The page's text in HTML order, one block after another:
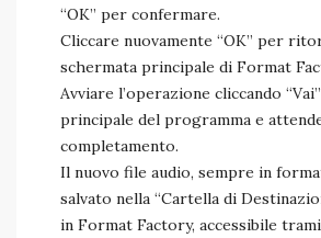
“OK” per confermare.
Cliccare nuovamente “OK” per
schermata principale di Format
Avviare l’operazione cliccando
principale del programma e
completamento.
Il nuovo file audio, sempre in
salvato nella “Cartella di
in Format Factory, accessibile